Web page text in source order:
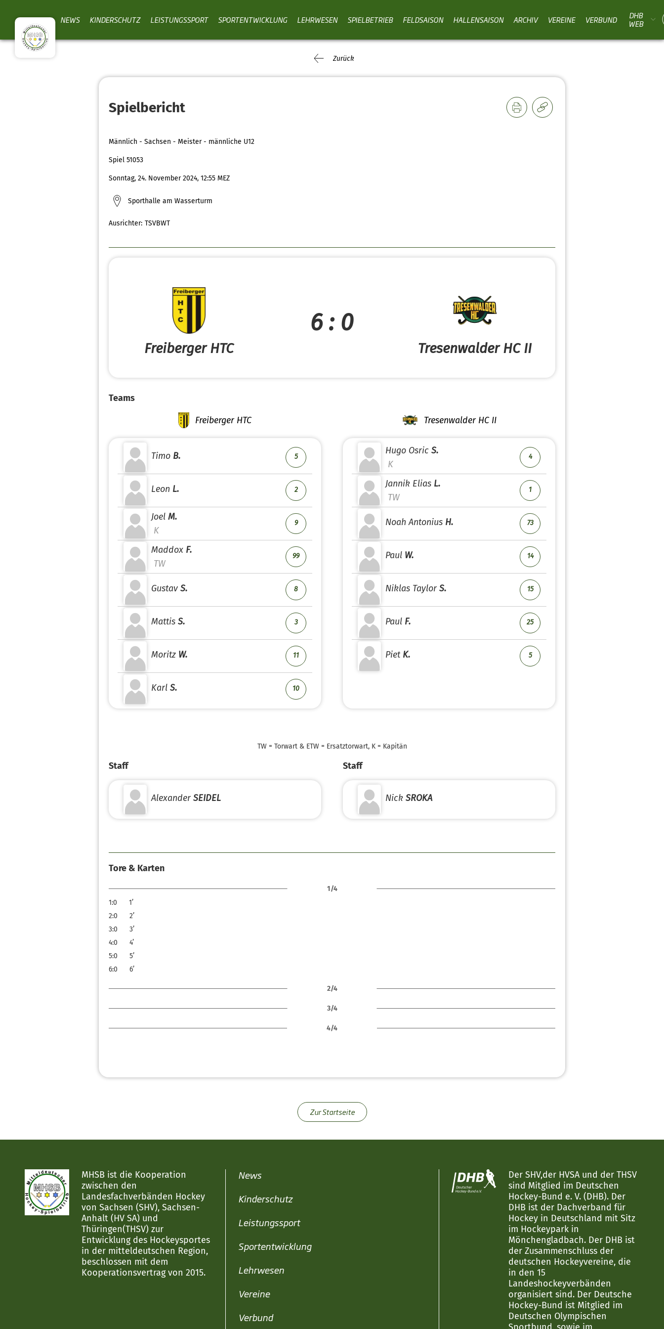
NEWS KINDERSCHUTZ LEISTUNGSSPORT SPORTENTWICKLUNG LEHRWESEN SPIELBETRIEB FELDSAISON HALLENSAISON ARCHIV VEREINE VERBUND
DHB
WEB
Zurück
Spielbericht
Männlich - Sachsen - Meister - männliche U12
Spiel 51053
Sonntag, 24. November 2024, 12:55 MEZ
Sporthalle am Wasserturm
Ausrichter: TSVBWT
Freiberger HTC
6 : 0
Tresenwalder HC II
Teams
Freiberger HTC
Timo B. 5
Leon L. 2
Joel M.
K
9
Maddox F.
TW
99
Gustav S. 8
Mattis S. 3
Moritz W. 11
Karl S. 10
Tresenwalder HC II
Hugo Osric S.
K
4
Jannik Elias L.
TW
1
Noah Antonius H. 73
Paul W. 14
Niklas Taylor S. 15
Paul F. 25
Piet K. 5
TW = Torwart & ETW = Ersatztorwart, K = Kapitän
Staff
Alexander SEIDEL
Staff
Nick SROKA
Tore & Karten
1/4
1:0
1’
2:0
2’
3:0
3’
4:0
4’
5:0
5’
6:0
6’
2/4
3/4
4/4
Zur Startseite
MHSB ist die Kooperation
zwischen den
Landesfachverbänden Hockey
von Sachsen (SHV), Sachsen-
Anhalt (HV SA) und
Thüringen(THSV) zur
Entwicklung des Hockeysportes
in der mitteldeutschen Region,
beschlossen mit dem
Kooperationsvertrag von 2015.
News
Kinderschutz
Leistungssport
Sportentwicklung
Lehrwesen
Vereine
Verbund
Der SHV,der HVSA und der THSV
sind Mitglied im Deutschen
Hockey-Bund e. V. (DHB). Der
DHB ist der Dachverband für
Hockey in Deutschland mit Sitz
im Hockeypark in
Mönchengladbach. Der DHB ist
der Zusammenschluss der
deutschen Hockeyvereine, die
in den 15
Landeshockeyverbänden
organisiert sind. Der Deutsche
Hockey-Bund ist Mitglied im
Deutschen Olympischen